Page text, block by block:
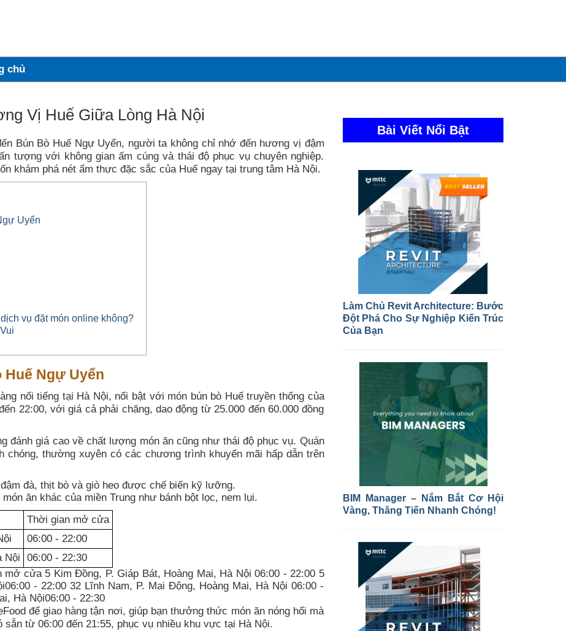
chủ
Vị Huế Giữa Lòng Hà Nội
Bún Bò Huế Ngự Uyển, người ta không chỉ nhớ đến hương vị đậm
tượng với không gian ấm cúng và thái độ phục vụ chuyên nghiệp.
khám phá nét ẩm thực đặc sắc của Huế ngay tại trung tâm Hà Nội.
Uyển
vụ đặt món online không?
Huế Ngự Uyển
nổi tiếng tại Hà Nội, nổi bật với món bún bò Huế truyền thống của
22:00, với giá cả phải chăng, dao động từ 25.000 đến 60.000 đồng
đánh giá cao về chất lượng món ăn cũng như thái độ phục vụ. Quán
chóng, thường xuyên có các chương trình khuyến mãi hấp dẫn trên
đà, thịt bò và giò heo được chế biến kỹ lưỡng.
ăn khác của miền Trung như bánh bột lọc, nem lụi.
Thời gian mở cửa
06:00 - 22:00
Nội
06:00 - 22:30
cửa 5 Kim Đồng, P. Giáp Bát, Hoàng Mai, Hà Nội 06:00 - 22:00 5
- 22:00 32 Lĩnh Nam, P. Mai Động, Hoàng Mai, Hà Nội 06:00 -
Hà Nội06:00 - 22:30
để giao hàng tận nơi, giúp bạn thưởng thức món ăn nóng hổi mà
từ 06:00 đến 21:55, phục vụ nhiều khu vực tại Hà Nội.
Bài Viết Nổi Bật
Làm Chủ Revit Architecture: Bước
Đột Phá Cho Sự Nghiệp Kiến Trúc
Của Bạn
BIM Manager – Nắm Bắt Cơ Hội
Vàng, Thăng Tiến Nhanh Chóng!